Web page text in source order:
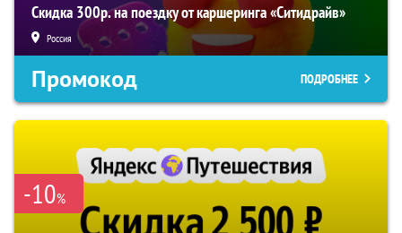
Скидка 300р. на поездку от каршеринга «Ситидрайв»
Россия
Промокод ПОДРОБНЕЕ
-10%